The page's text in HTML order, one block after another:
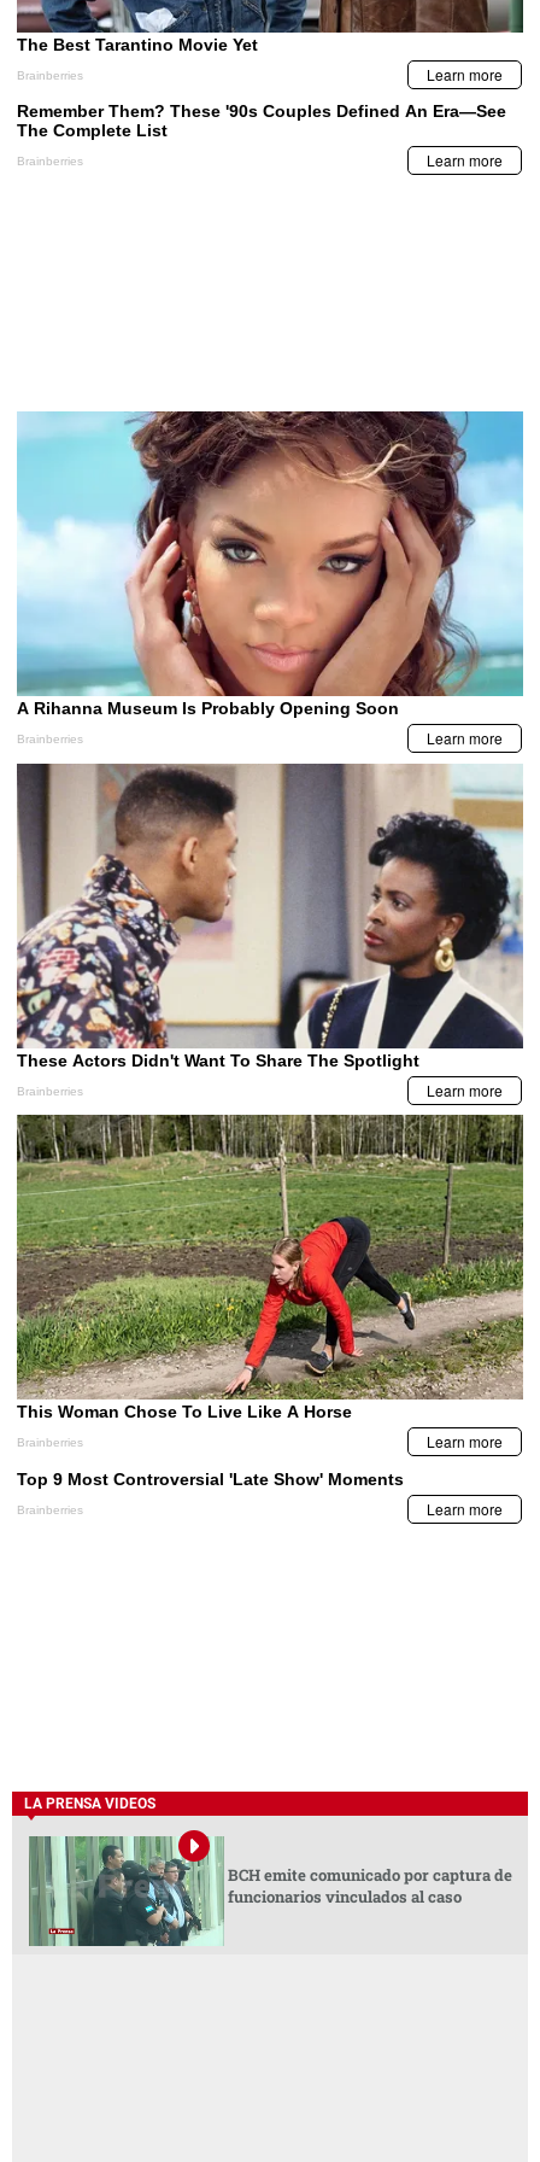
LA PRENSA VIDEOS
BCH emite comunicado por captura de
funcionarios vinculados al caso